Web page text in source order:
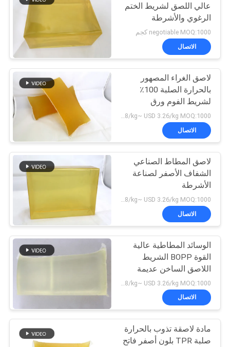
خريطة
الموقع
سياسة
الخصوصية
اللاصق بالغراء المذاب
بالحرارة
18
مادة لاصقة تذوب
الساخنة
35
لاصق المطاط
المصهور على الساخن
14
عالي اللصق لشريط الختم
الرغوي والأشرطة
الإسفنجية
negotiable MOQ:1000 كجم
الاتصال
لاصق الغراء المصهور
بالحرارة الصلبة 100٪
لشريط الفوم ورق
الكرافت الشريط ذو
الوجهين
الاتصال
لاصق المطاط الصناعي
الشفاف الأصفر لصناعة
الأشرطة
الاتصال
الوسائد المطاطية عالية
القوة BOPP الشريط
اللاصق الساخن عديمة
الرائحة
الاتصال
مادة لاصقة تذوب بالحرارة
صلبة TPR بلون أصفر فاتح